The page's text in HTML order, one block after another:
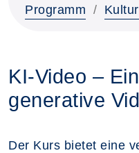
Programm
KI-Video –
generative
Der Kurs bietet eine